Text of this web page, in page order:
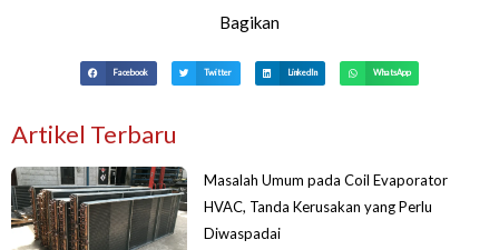
Bagikan
Facebook Twitter LinkedIn WhatsApp
Artikel Terbaru
Masalah Umum pada Coil Evaporator
HVAC, Tanda Kerusakan yang Perlu
Diwaspadai